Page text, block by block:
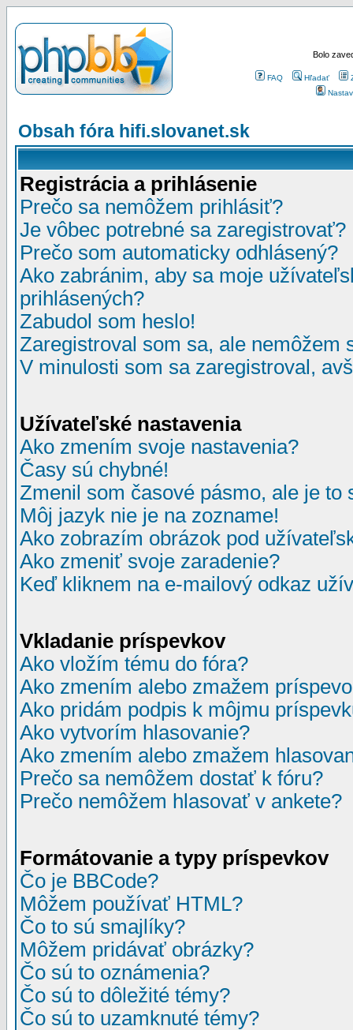
Bolo
FAQ Hľadať
Obsah fóra hifi.slovanet.sk
Registrácia a prihlásenie
Prečo sa nemôžem prihlásiť?
Je vôbec potrebné sa zaregistrovať?
Prečo som automaticky odhlásený?
Ako zabránim, aby sa moje
prihlásených?
Zabudol som heslo!
Zaregistroval som sa, ale nemôžem
V minulosti som sa zaregistroval,
Užívateľské nastavenia
Ako zmením svoje nastavenia?
Časy sú chybné!
Zmenil som časové pásmo, ale je to
Môj jazyk nie je na zozname!
Ako zobrazím obrázok pod
Ako zmeniť svoje zaradenie?
Keď kliknem na e-mailový odkaz
Vkladanie príspevkov
Ako vložím tému do fóra?
Ako zmením alebo zmažem
Ako pridám podpis k môjmu
Ako vytvorím hlasovanie?
Ako zmením alebo zmažem
Prečo sa nemôžem dostať k fóru?
Prečo nemôžem hlasovať v ankete?
Formátovanie a typy príspevkov
Čo je BBCode?
Môžem používať HTML?
Čo to sú smajlíky?
Môžem pridávať obrázky?
Čo sú to oznámenia?
Čo sú to dôležité témy?
Čo sú to uzamknuté témy?